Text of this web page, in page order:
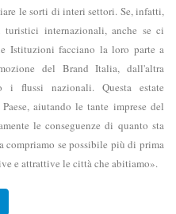
le sorti di interi settori. Se, infatti,
internazionali, anche se ci
Istituzioni facciano la loro parte a
del Brand Italia, dall'altra
i flussi nazionali. Questa estate
aiutando le tante imprese del
le conseguenze di quanto sta
compriamo se possibile più di prima
e attrattive le città che abitiamo».